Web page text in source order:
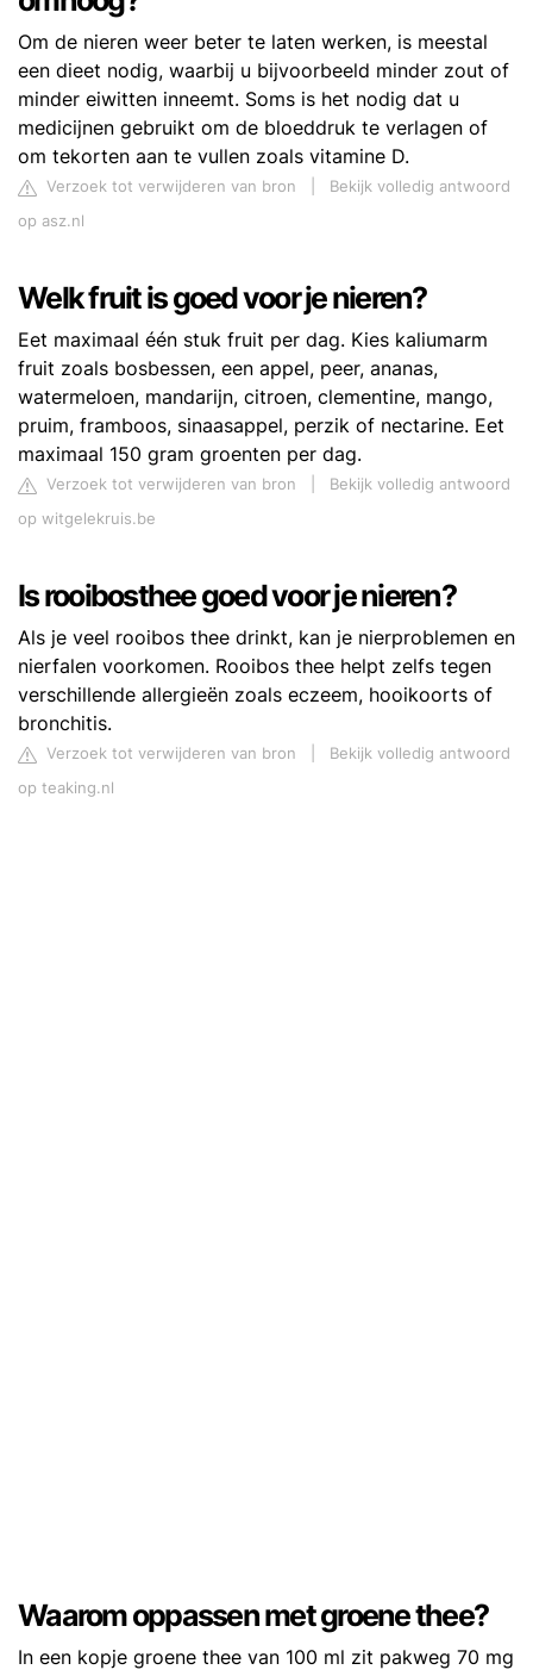
Om de nieren weer beter te laten werken, is meestal
een dieet nodig, waarbij u bijvoorbeeld minder zout of
minder eiwitten inneemt. Soms is het nodig dat u
medicijnen gebruikt om de bloeddruk te verlagen of
om tekorten aan te vullen zoals vitamine D.
Verzoek tot verwijderen van bron
Bekijk volledig antwoord
op asz.nl
Welk fruit is goed voor je nieren?
Eet maximaal één stuk fruit per dag. Kies kaliumarm
fruit zoals bosbessen, een appel, peer, ananas,
watermeloen, mandarijn, citroen, clementine, mango,
pruim, framboos, sinaasappel, perzik of nectarine. Eet
maximaal 150 gram groenten per dag.
Verzoek tot verwijderen van bron
Bekijk volledig antwoord
op witgelekruis.be
Is rooibosthee goed voor je nieren?
Als je veel rooibos thee drinkt, kan je nierproblemen en
nierfalen voorkomen. Rooibos thee helpt zelfs tegen
verschillende allergieën zoals eczeem, hooikoorts of
bronchitis.
Verzoek tot verwijderen van bron
Bekijk volledig antwoord
op teaking.nl
Waarom oppassen met groene thee?
In een kopje groene thee van 100 ml zit pakweg 70 mg